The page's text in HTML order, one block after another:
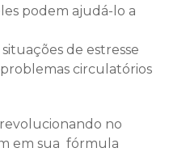
podem ajudá-lo a
de estresse
circulatórios
no
em sua fórmula